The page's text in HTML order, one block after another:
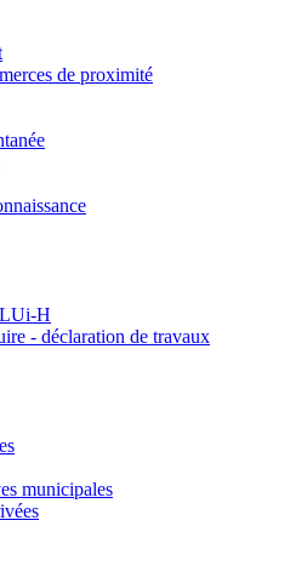
de proximité
H
- déclaration de travaux
municipales